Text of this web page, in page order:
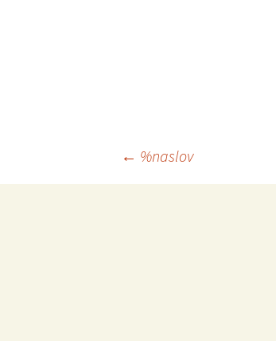
Krmarjenje
← %naslov